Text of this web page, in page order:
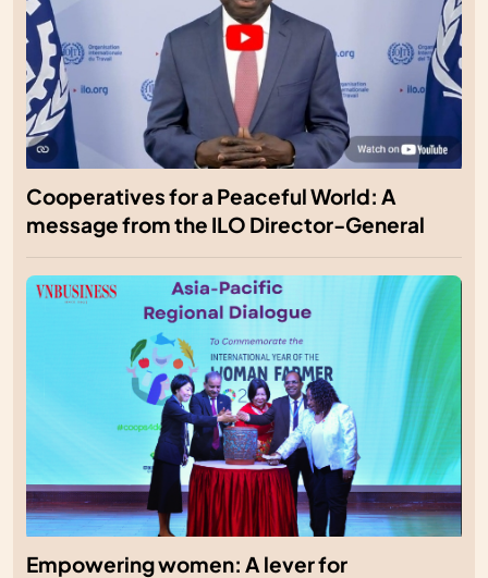
Cooperatives for a Peaceful World: A
message from the ILO Director-General
Empowering women: A lever for